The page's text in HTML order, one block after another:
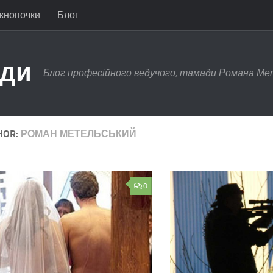
Блог
Блог професійного ведучого, тамади Романа
РОМАН МЕТЕЛЬСЬКИЙ
0